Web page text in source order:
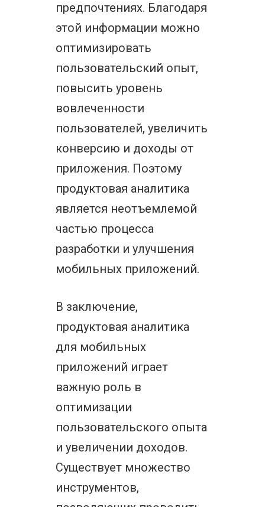
предпочтениях. Благодаря
этой информации можно
оптимизировать
пользовательский опыт,
повысить уровень
вовлеченности
пользователей, увеличить
конверсию и доходы от
приложения. Поэтому
продуктовая аналитика
является неотъемлемой
частью процесса
разработки и улучшения
мобильных приложений.
В заключение,
продуктовая аналитика
для мобильных
приложений играет
важную роль в
оптимизации
пользовательского опыта
и увеличении доходов.
Существует множество
инструментов,